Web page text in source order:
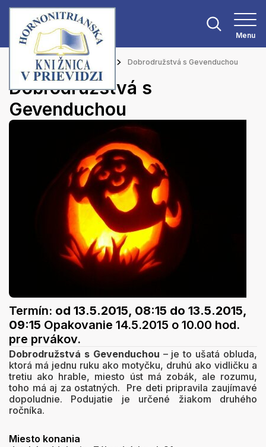
Menu
Hlavná stránka Podujatia Dobrodružstvá s Gevenduchou
Dobrodružstvá s
Gevenduchou
Termín: od 13.5.2015, 08:15 do 13.5.2015,
09:15 Opakovanie 14.5.2015 o 10.00 hod.
pre prvákov.
Dobrodružstvá s Gevenduchou – je to ušatá obluda,
ktorá má jednu ruku ako motyčku, druhú ako vidličku a
tretiu ako hrable, miesto úst má zobák, ale rozumu,
toho má aj za ostatných. Pre deti pripravila zaujímavé
dopoludnie. Podujatie je určené žiakom druhého
ročníka.
Miesto konania